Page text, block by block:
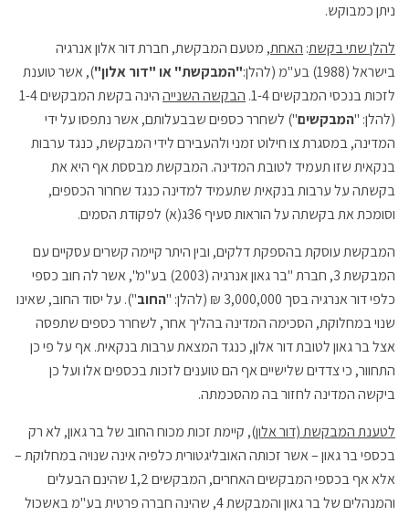
ניתן כמבוקש.
להלן שתי בקשת: האחת, מטעם המבקשת, חברת דור אלון אנרגיה
בישראל (1988) בע"מ (להלן:
"המבקשת" או "דור אלון"), אשר טוענת
לזכות בנכסי המבקשים 1-4.
הבקשה השנייה
הינה בקשת המבקשים 1-4
(להלן: "המבקשים") לשחרר כספים שבבעלותם, אשר נתפסו על ידי
המדינה, במסגרת צו חילוט זמני ולהעבירם לידי המבקשת, כנגד ערבות
בנקאית שזו תעמיד לטובת המדינה. המבקשת מבססת אף היא את
בקשתה על ערבות בנקאית שתעמיד למדינה כנגד שחרור הכספים,
וסומכת את בקשתה על הוראות סעיף 36ג(א) לפקודת הסמים.
המבקשת עוסקת בהספקת דלקים, ובין היתר קיימה קשרים עסקיים עם
המבקשת 3, חברת "בר גאון אנרגיה (2003) בע"מ", אשר לה חוב כספי
כלפי דור אנרגיה בסך 3,000,000 ₪ (להלן: "
החוב"). על יסוד החוב, שאינו
שנוי במחלוקת, הסכימה המדינה בהליך אחר, לשחרר כספים שתפסה
אצל בר גאון לטובת דור אלון, כנגד המצאת ערבות בנקאית. אף על פי כן
התחוור, כי צדדים שלישיים אף הם טוענים לזכות בכספים אלו ועל כן
ביקשה המדינה לחזור בה מהסכמתה.
לטענת המבקשת (דור אלון), קיימת זכות מכוח החוב של בר גאון, לא רק
בכספי בר גאון – אשר זכותה האובליגטורית כלפיה אינה שנויה במחלוקת –
אלא אף בכספי המבקשים האחרים, המבקשים 1,2 שהינם הבעלים
והמנהלים של בר גאון והמבקשת 4, שהינה חברה פרטית בע"מ באשכול